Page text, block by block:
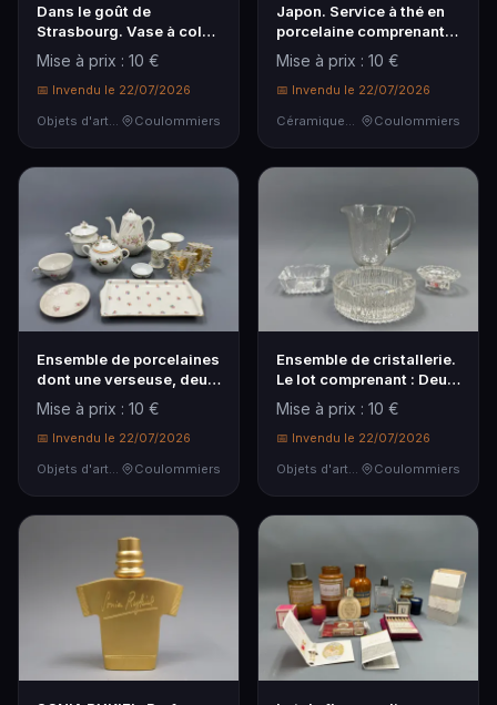
Dans le goût de
Strasbourg. Vase à col
ajouré et plat décora…
Mise à prix : 10 €
📅 Invendu le 22/07/2026
Coulommiers
Japon. Service à thé en
porcelaine comprenant
une verseuse (…
Mise à prix : 10 €
📅 Invendu le 22/07/2026
Coulommiers
Ensemble de porcelaines
dont une verseuse, deux
sucriers, va…
Mise à prix : 10 €
📅 Invendu le 22/07/2026
Objets d'art & Curiosités
Coulommiers
Ensemble de cristallerie.
Le lot comprenant : Deux
cendriers…
Mise à prix : 10 €
📅 Invendu le 22/07/2026
Objets d'art & Curiosités
Coulommiers